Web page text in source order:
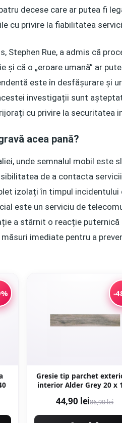
decese care ar putea fi
cu privire la fiabilitatea
Stephen Rue, a admis că
și că o „eroare umană” ar
este în desfășurare și
investigații sunt
cu privire la securitatea
acea pană?
unde semnalul mobil este
de a contacta
izolați în timpul incidentului
este un serviciu de
a stârnit o reacție
imediate pentru a
x 40
-
Gresie tip parchet
interior Alder Grey 20 x 120
44,90 lei86,90 lei